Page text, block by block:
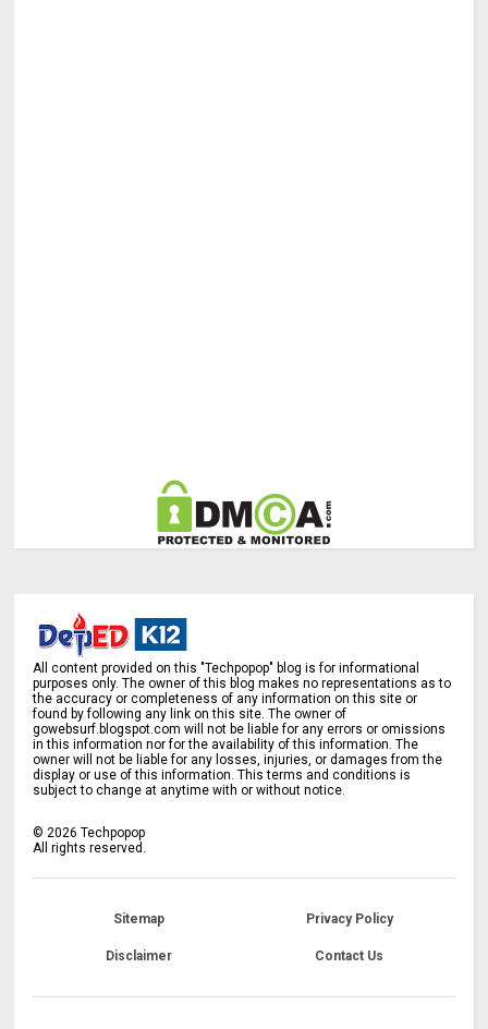
All content provided on this "Techpopop" blog is for informational
purposes only. The owner of this blog makes no representations as to
the accuracy or completeness of any information on this site or
found by following any link on this site. The owner of
gowebsurf.blogspot.com will not be liable for any errors or omissions
in this information nor for the availability of this information. The
owner will not be liable for any losses, injuries, or damages from the
display or use of this information. This terms and conditions is
subject to change at anytime with or without notice.
©2026 Techpopop
All rights reserved.
Sitemap Privacy Policy
Disclaimer Contact Us